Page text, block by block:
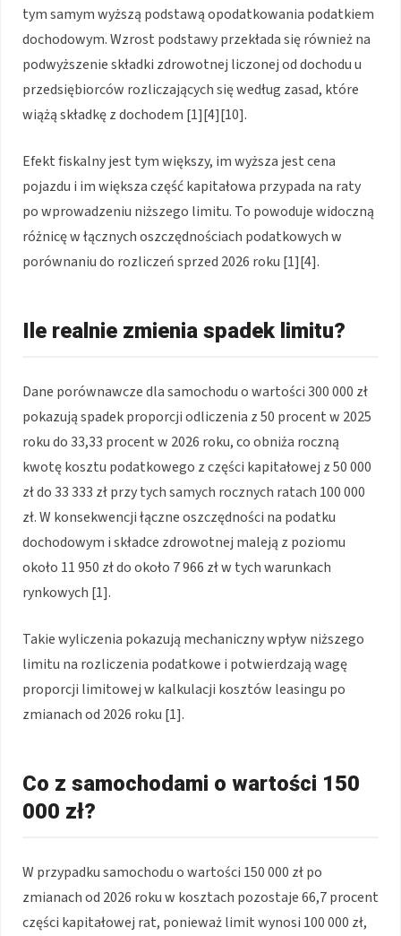
tym samym wyższą podstawą opodatkowania podatkiem
dochodowym. Wzrost podstawy przekłada się również na
podwyższenie składki zdrowotnej liczonej od dochodu u
przedsiębiorców rozliczających się według zasad, które
wiążą składkę z dochodem [1][4][10].
Efekt fiskalny jest tym większy, im wyższa jest cena
pojazdu i im większa część kapitałowa przypada na raty
po wprowadzeniu niższego limitu. To powoduje widoczną
różnicę w łącznych oszczędnościach podatkowych w
porównaniu do rozliczeń sprzed 2026 roku [1][4].
Ile realnie zmienia spadek limitu?
Dane porównawcze dla samochodu o wartości 300 000 zł
pokazują spadek proporcji odliczenia z 50 procent w 2025
roku do 33,33 procent w 2026 roku, co obniża roczną
kwotę kosztu podatkowego z części kapitałowej z 50 000
zł do 33 333 zł przy tych samych rocznych ratach 100 000
zł. W konsekwencji łączne oszczędności na podatku
dochodowym i składce zdrowotnej maleją z poziomu
około 11 950 zł do około 7 966 zł w tych warunkach
rynkowych [1].
Takie wyliczenia pokazują mechaniczny wpływ niższego
limitu na rozliczenia podatkowe i potwierdzają wagę
proporcji limitowej w kalkulacji kosztów leasingu po
zmianach od 2026 roku [1].
Co z samochodami o wartości 150
000 zł?
W przypadku samochodu o wartości 150 000 zł po
zmianach od 2026 roku w kosztach pozostaje 66,7 procent
części kapitałowej rat, ponieważ limit wynosi 100 000 zł,